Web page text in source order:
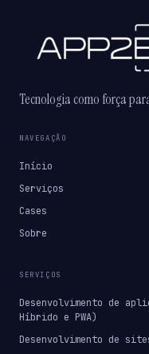
Tecnologia como força
NAVEGAÇÃO
Início
Serviços
Cases
Sobre
SERVIÇOS
Desenvolvimento de
Híbrido e PWA)
Desenvolvimento de